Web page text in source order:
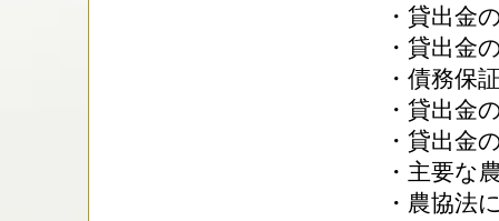
・貸出金の
・貸出金の
・債務保証
・貸出金の
・貸出金の
・主要な農
・農協法に